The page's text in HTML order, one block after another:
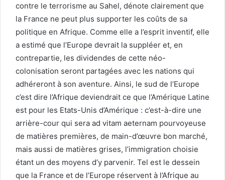
contre le terrorisme au Sahel, dénote clairement que
la France ne peut plus supporter les coûts de sa
politique en Afrique. Comme elle a l’esprit inventif, elle
a estimé que l’Europe devrait la suppléer et, en
contrepartie, les dividendes de cette néo-
colonisation seront partagées avec les nations qui
adhéreront à son aventure. Ainsi, le sud de l’Europe
c’est dire l’Afrique deviendrait ce que l’Amérique Latine
est pour les Etats-Unis d’Amérique : c’est-à-dire une
arrière-cour qui sera ad vitam aeternam pourvoyeuse
de matières premières, de main-d’œuvre bon marché,
mais aussi de matières grises, l’immigration choisie
étant un des moyens d’y parvenir. Tel est le dessein
que la France et de l’Europe réservent à l’Afrique au